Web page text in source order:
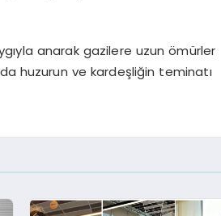
anarak gazilere uzun ömürler
huzurun ve kardeşliğin teminatı